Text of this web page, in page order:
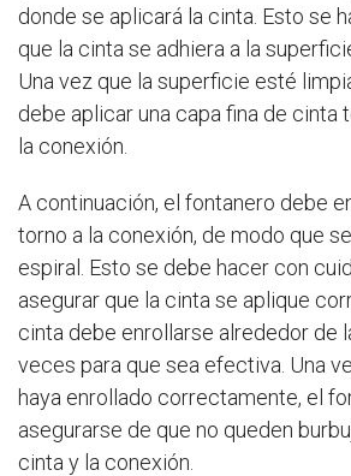
donde se aplicará la cinta. Esto se
que la cinta se adhiera a la
Una vez que la superficie esté
debe aplicar una capa fina de cinta
la conexión.
A continuación, el fontanero debe
torno a la conexión, de modo que
espiral. Esto se debe hacer con
asegurar que la cinta se aplique
cinta debe enrollarse alrededor de
veces para que sea efectiva. Una
haya enrollado correctamente, el
asegurarse de que no queden
cinta y la conexión.